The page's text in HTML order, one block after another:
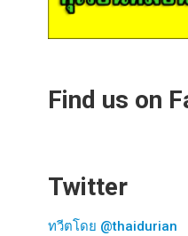
Find us on
Twitter
ทวีตโดย @thaidurian